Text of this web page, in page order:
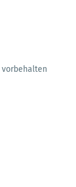
vorbehalten